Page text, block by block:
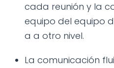
cada reunión y la
equipo del equipo
a a otro nivel.
La comunicación